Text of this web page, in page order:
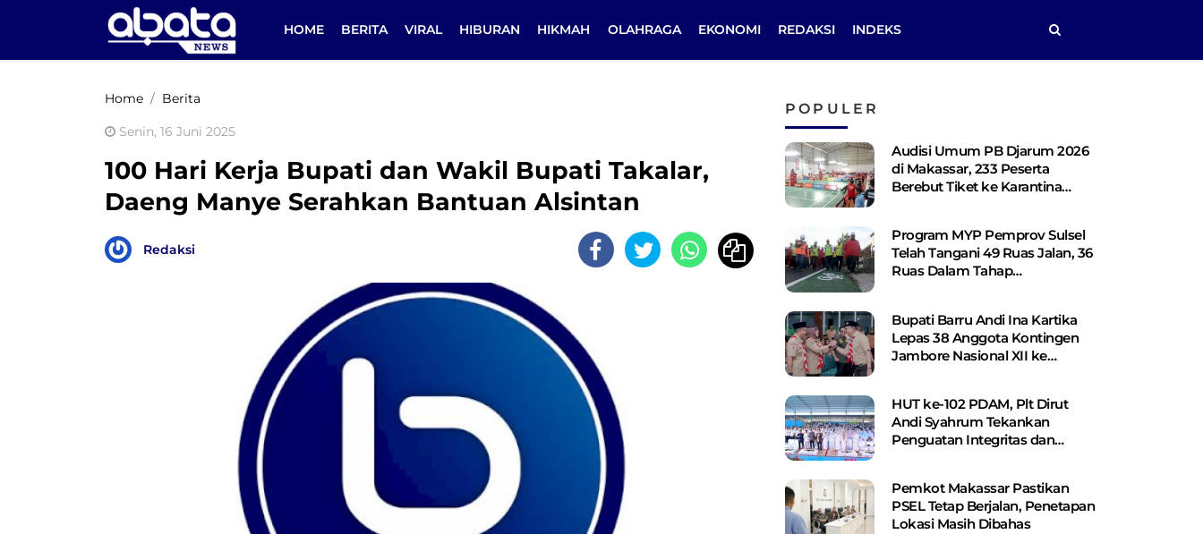
HOME BERITA VIRAL HIBURAN HIKMAH OLAHRAGA EKONOMI REDAKSI INDEKS
Home Berita
Senin, 16 Juni 2025
100 Hari Kerja Bupati dan Wakil Bupati Takalar,
Daeng Manye Serahkan Bantuan Alsintan
Redaksi
POPULER
Audisi Umum PB Djarum 2026
di Makassar, 233 Peserta
Berebut Tiket ke Karantina
Program MYP Pemprov Sulsel
Telah Tangani 49 Ruas Jalan, 36
Ruas Dalam Tahap
Bupati Barru Andi Ina Kartika
Lepas 38 Anggota Kontingen
Jambore Nasional XII ke
HUT ke-102 PDAM, Plt Dirut
Andi Syahrum Tekankan
Penguatan Integritas dan
Pemkot Makassar Pastikan
PSEL Tetap Berjalan, Penetapan
Lokasi Masih Dibahas